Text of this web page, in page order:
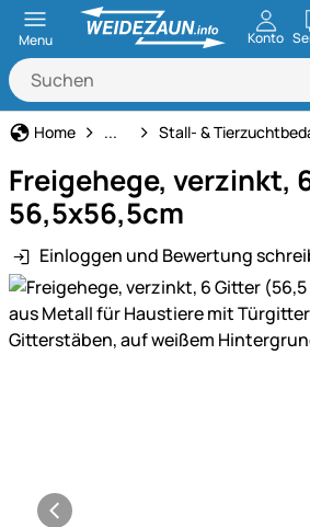
Menu Konto
Home Haus und Hof
... Stall- &
Freigehege, verzinkt,
56,5x56,5cm
Einloggen und Bewertung
Produktgalerie